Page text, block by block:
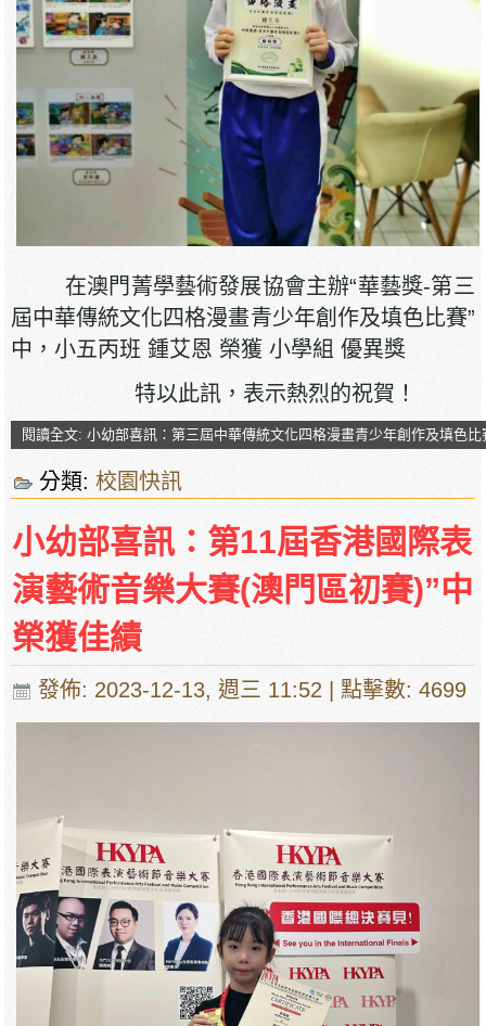
在澳門菁學藝術發展協會主辦“華藝獎-第三
屆中華傳統文化四格漫畫青少年創作及填色比賽”
中，小五丙班 鍾艾恩 榮獲 小學組 優異獎
特以此訊，表示熱烈的祝賀！
閱讀全文: 小幼部喜訊：第三屆中華傳統文化四格漫畫青少年創作及填色
分類:校園快訊
小幼部喜訊：第11屆香港國際表
演藝術音樂大賽(澳門區初賽)”中
榮獲佳績
發佈: 2023-12-13, 週三 11:52 | 點擊數: 4699